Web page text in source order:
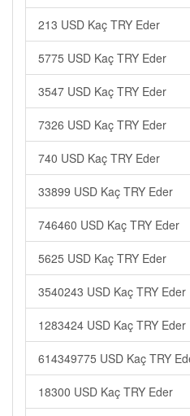
213 USD Kaç TRY Eder
5775 USD Kaç TRY Eder
3547 USD Kaç TRY Eder
7326 USD Kaç TRY Eder
740 USD Kaç TRY Eder
33899 USD Kaç TRY Eder
746460 USD Kaç TRY Eder
5625 USD Kaç TRY Eder
3540243 USD Kaç TRY Eder
1283424 USD Kaç TRY Eder
614349775 USD Kaç TRY
18300 USD Kaç TRY Eder